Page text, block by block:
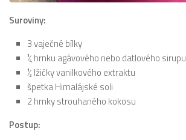
Suroviny:
3 vaječné bílky
¼ hrnku agávového nebo datlového sirupu
½ lžičky vanilkového extraktu
špetka Himalájské soli
2 hrnky strouhaného kokosu
Postup: